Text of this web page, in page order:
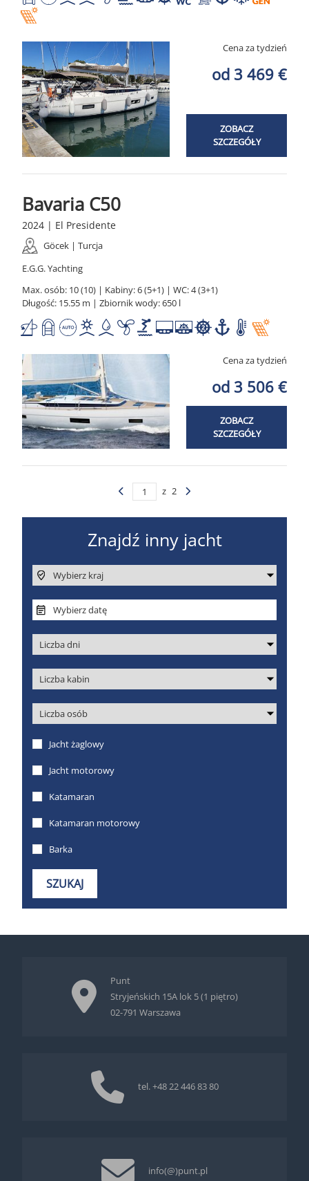
Cena za tydzień
od 3 469 €
ZOBACZ
SZCZEGÓŁY
Bavaria C50
2024 | El Presidente
Göcek | Turcja
E.G.G. Yachting
Max. osób: 10 (10) | Kabiny: 6 (5+1) | WC: 4 (3+1)
Długość: 15.55 m | Zbiornik wody: 650 l
Cena za tydzień
od 3 506 €
ZOBACZ
SZCZEGÓŁY
z 2
Punt
Stryjeńskich 15A lok 5 (1 piętro)
02-791 Warszawa
tel.+48 22 446 83 80
info(@)punt.pl